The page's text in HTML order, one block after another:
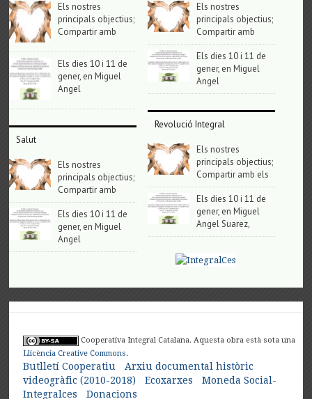
Els nostres
principals objectius;
Compartir amb
Els dies 10 i 11 de
gener, en Miguel
Angel
Salut
Els nostres
principals objectius;
Compartir amb
Els dies 10 i 11 de
gener, en Miguel
Angel
Els nostres
principals objectius;
Compartir amb
Els dies 10 i 11 de
gener, en Miguel
Angel
Revolució Integral
Els nostres
principals objectius;
Compartir amb els
Els dies 10 i 11 de
gener, en Miguel
Angel Suarez,
Cooperativa Integral Catalana. Aquesta obra està sota una
Llicència Creative Commons.
Butlletí Cooperatiu
Arxiu documental històric
videogràfic (2010-2018)
Ecoxarxes
Moneda Social-
Integralces
Donacions